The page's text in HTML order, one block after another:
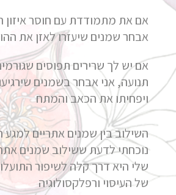
אם את מתמודדת עם חוסר איזון
אבחר שמנים שיעזרו לאזן את
אם יש לך שרירים תפוסים
תנועה, אני אבחר בשמנים
ויפחיתו את הכאב והמתח
השילוב בין שמנים אתריים למגע
נוכחתי לדעת ששילוב שמנים
שלי היא דרך קלה לשיפור
של העיסוי ורפלקסולוגיה